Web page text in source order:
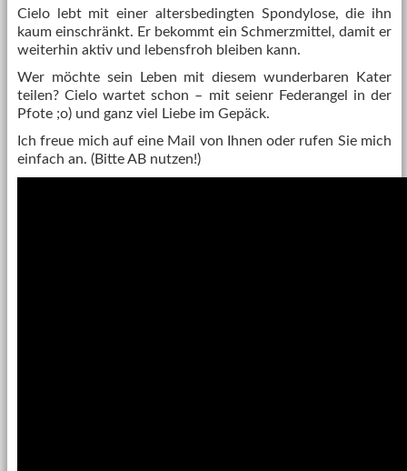
Cielo lebt mit einer altersbedingten Spondylose, die ihn
kaum einschränkt. Er bekommt ein Schmerzmittel, damit er
weiterhin aktiv und lebensfroh bleiben kann.
Wer möchte sein Leben mit diesem wunderbaren Kater
teilen? Cielo wartet schon – mit seienr Federangel in der
Pfote ;o) und ganz viel Liebe im Gepäck.
Ich freue mich auf eine Mail von Ihnen oder rufen Sie mich
einfach an. (Bitte AB nutzen!)